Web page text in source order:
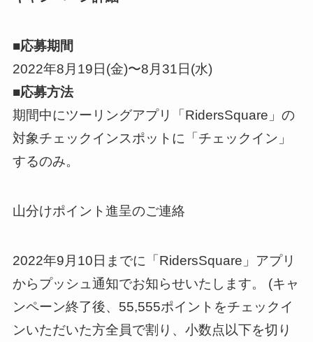
■応募期間
2022年8月19日(金)〜8月31日(水)
■応募方法
期間中にツーリングアプリ「RidersSquare」の
対象チェックインスポットに「チェックイン」
するのみ。
山分けポイント進呈のご連絡
2022年9月10日までに「RidersSquare」アプリ
からプッシュ通知でお知らせいたします。 (キャ
ンペーン終了後、55,555ポイントをチェックイ
ンいただいた方全員で割り、小数点以下を切り